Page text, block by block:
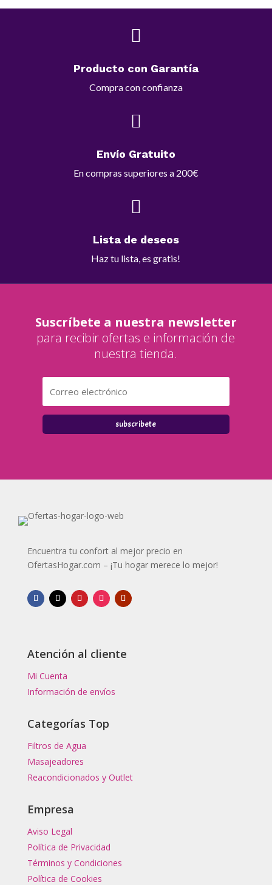

Producto con Garantía
Compra con confianza

Envío Gratuito
En compras superiores a 200€

Lista de deseos
Haz tu lista, es gratis!
Suscríbete a nuestra newsletter
para recibir ofertas e información de
nuestra tienda.
subscribete
Encuentra tu confort al mejor precio en
OfertasHogar.com – ¡Tu hogar merece lo mejor!
Atención al cliente
Mi Cuenta
Información de envíos
Categorías Top
Filtros de Agua
Masajeadores
Reacondicionados y Outlet
Empresa
Aviso Legal
Política de Privacidad
Términos y Condiciones
Política de Cookies